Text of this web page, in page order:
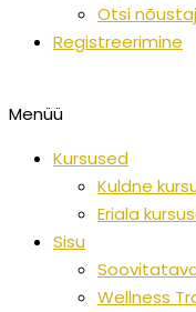
Otsi
Registreerimine
Menüü
Kursused
Kuldne
Eriala
Sisu
Wellness